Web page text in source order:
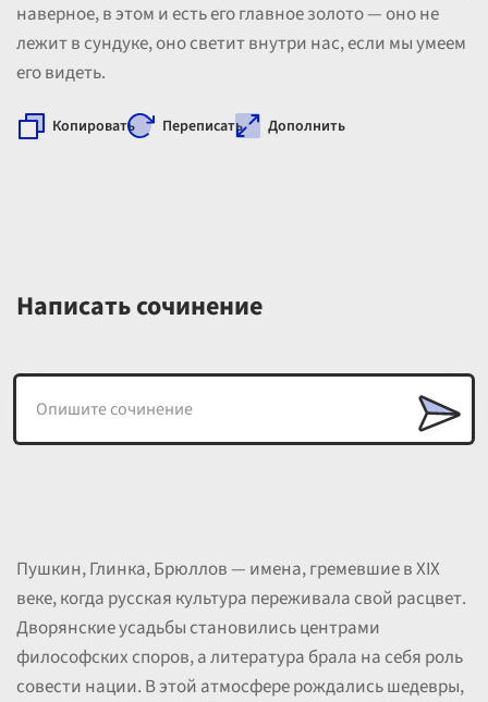
наверное, в этом и есть его главное золото — оно не
лежит в сундуке, оно светит внутри нас, если мы умеем
его видеть.
Копировать Переписать Дополнить
Написать сочинение
Пушкин, Глинка, Брюллов — имена, гремевшие в XIX
веке, когда русская культура переживала свой расцвет.
Дворянские усадьбы становились центрами
философских споров, а литература брала на себя роль
совести нации. В этой атмосфере рождались шедевры,